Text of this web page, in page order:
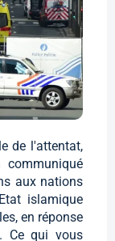
de l'attentat,
aux nations
islamique
en réponse
Ce qui vous